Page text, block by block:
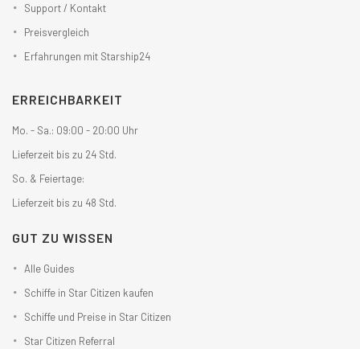
Support / Kontakt
Preisvergleich
Erfahrungen mit Starship24
ERREICHBARKEIT
Mo. - Sa.: 09:00 - 20:00 Uhr
Lieferzeit bis zu 24 Std.
So. & Feiertage:
Lieferzeit bis zu 48 Std.
GUT ZU WISSEN
Alle Guides
Schiffe in Star Citizen kaufen
Schiffe und Preise in Star Citizen
Star Citizen Referral